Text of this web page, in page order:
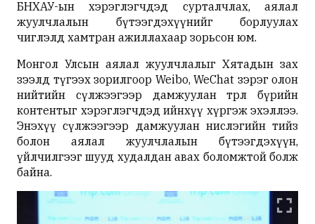
БНХАУ-ын хэрэглэгчдэд сурталчлах, аялал
жуулчлалын бүтээгдэхүүнийг борлуулах
чиглэлд хамтран ажиллахаар зорьсон юм.
Монгол Улсын аялал жуулчлалыг Хятадын зах
зээлд түгээх зорилгоор Weibo, WeChat зэрэг олон
нийтийн сүлжээгээр дамжуулан төрөл бүрийн
контентыг хэрэглэгчдэд ийнхүү хүргэж эхэллээ.
Энэхүү сүлжээгээр дамжуулан нислэгийн тийз
болон аялал жуулчлалын бүтээгдэхүүн,
үйлчилгээг шууд худалдан авах боломжтой болж
байна.